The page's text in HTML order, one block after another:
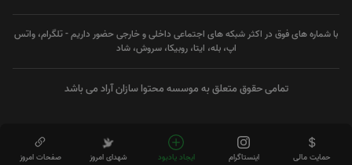
با شماره های فوق در اکثر شبکه های اجتماعی داخلی و خارجی حضور داریم - تلگرام، واتس
اپ، بله، ایتا، روبیکا، سروش، شاد
تمامی حقوق متعلق به موسسه محتوا سازان آراد می باشد
حمایت مالی اینستاگرام ایجاد یادبود شهدای امروز صفحات امروز